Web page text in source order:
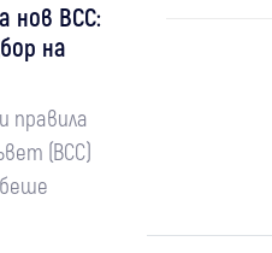
нов ВСС:
на
правила
(ВСС)